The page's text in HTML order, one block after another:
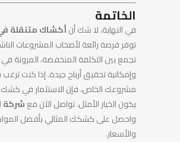
الخاتمة
في النهاية، لا شك أنأكشاك متنقلة
توفر فرصة رائعة لأصحاب المشروعات
تجمع بين التكلفة المنخفضة، المرونة
وإمكانية تحقيق أرباح جيدة. إذا كنت
مشروعك الخاص، فإن الاستثمار في
يكون الخيار الأمثل. تواصل الآن معشركة
واحصل على كشكك المثالي بأفضل
والأسعار.